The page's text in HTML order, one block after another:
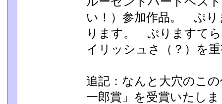
い！）参加作品。 ぷり
ります。 ぷりますて
イリッシュさ（？）を
追記：なんと大穴のこ
一郎賞」を受賞いたし